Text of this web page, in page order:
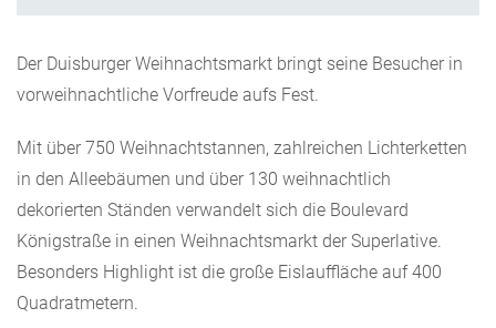
Der Duisburger Weihnachtsmarkt bringt seine Besucher in
vorweihnachtliche Vorfreude aufs Fest.
Mit über 750 Weihnachtstannen, zahlreichen Lichterketten
in den Alleebäumen und über 130 weihnachtlich
dekorierten Ständen verwandelt sich die Boulevard
Königstraße in einen Weihnachtsmarkt der Superlative.
Besonders Highlight ist die große Eislauffläche auf 400
Quadratmetern.